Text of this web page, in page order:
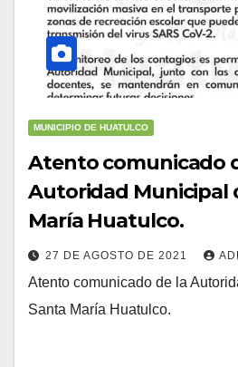
MUNICIPIO DE HUATULCO
Atento comunicado
Autoridad Municipal
María Huatulco.
27 DE AGOSTO DE 2021
Atento comunicado de la
Santa María Huatulco.